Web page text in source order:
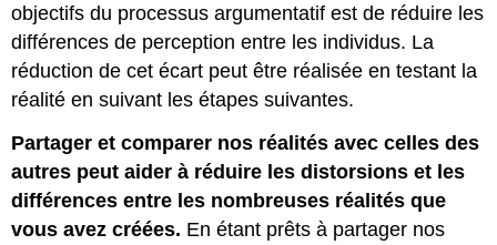
objectifs du processus argumentatif est de réduire les
différences de perception entre les individus. La
réduction de cet écart peut être réalisée en testant la
réalité en suivant les étapes suivantes.
Partager et comparer nos réalités avec celles des
autres peut aider à réduire les distorsions et les
différences entre les nombreuses réalités que
vous avez créées. En étant prêts à partager nos